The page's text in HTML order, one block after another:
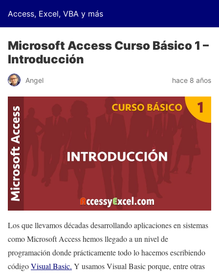
Access, Excel, VBA y más
Microsoft Access Curso Básico 1 –
Introducción
Angel hace 8 años
Los que llevamos décadas desarrollando aplicaciones en sistemas
como Microsoft Access hemos llegado a un nivel de
programación donde prácticamente todo lo hacemos escribiendo
códigoVisual Basic. Y usamos Visual Basic porque, entre otras